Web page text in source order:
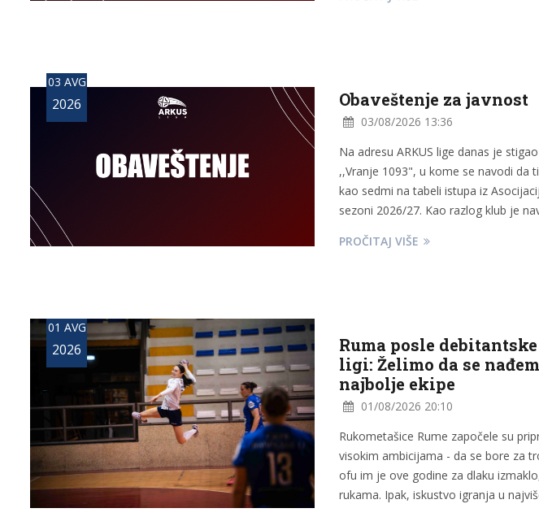
Obaveštenje za javnost
03 AVG
2026
03/08/2026 13:36
Na adresu ARKUS lige danas je
,,Vranje 1093", u kome se navodi da
kao sedmi na tabeli istupa iz
sezoni 2026/27. Kao razlog klub je
PROČITAJ VIŠE
Ruma posle
ligi: Želimo da se
najbolje ekipe
01 AVG
2026
01/08/2026 20:10
Rukometašice Rume započele su
visokim ambicijama - da se bore za
ofu im je ove godine za dlaku
rukama. Ipak, iskustvo igranja u